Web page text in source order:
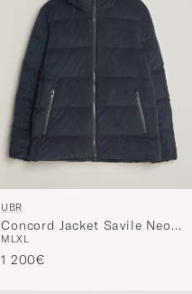
UBR
Concord Jacket Savile Neo
Suede Navy
M LXL
1 200€